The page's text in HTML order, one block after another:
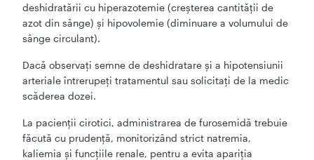
deshidratării cu hiperazotemie (creşterea cantităţii de
azot din sânge) şi hipovolemie (diminuare a volumului de
sânge circulant).
Dacă observaţi semne de deshidratare şi a hipotensiunii
arteriale întrerupeţi tratamentul sau solicitaţi de la medic
scăderea dozei.
La pacienţii cirotici, administrarea de furosemidă trebuie
făcută cu prudenţă, monitorizând strict natremia,
kaliemia şi funcţiile renale, pentru a evita apariţia